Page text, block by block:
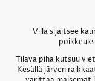
Villa sijaitsee
Tilava piha kutsuu
Kesällä järven